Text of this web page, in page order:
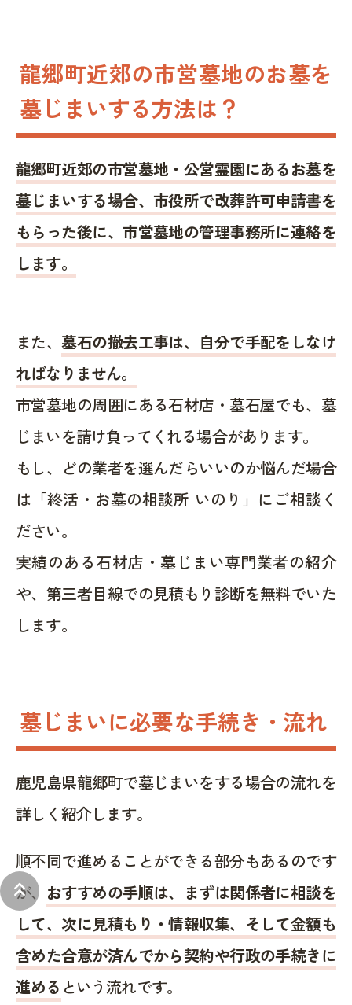
keyboard_double_arrow_up
龍郷町近郊の市営墓地のお墓を
墓じまいする方法は？
龍郷町近郊の市営墓地・公営霊園にあるお墓を
墓じまいする場合、市役所で改葬許可申請書を
もらった後に、市営墓地の管理事務所に連絡を
します。
また、墓石の撤去工事は、自分で手配をしなけ
ればなりません。
市営墓地の周囲にある石材店・墓石屋でも、墓
じまいを請け負ってくれる場合があります。
もし、どの業者を選んだらいいのか悩んだ場合
は「終活・お墓の相談所 いのり」にご相談く
ださい。
実績のある石材店・墓じまい専門業者の紹介
や、第三者目線での見積もり診断を無料でいた
します。
墓じまいに必要な手続き・流れ
鹿児島県龍郷町で墓じまいをする場合の流れを
詳しく紹介します。
順不同で進めることができる部分もあるのです
が、 おすすめの手順は、まずは関係者に相談を
して、次に見積もり・情報収集、そして金額も
含めた合意が済んでから契約や行政の手続きに
進める という流れです。